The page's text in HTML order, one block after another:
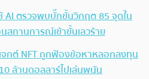
ตรวจพบบั๊กขั้นวิกฤต 85 จุดใน
สถานการณ์เข้าขั้นเลวร้าย
จกต์ NFT ถูกฟ้องข้อหาหลอกลงทุน
ล้านดอลลาร์ไปเล่นพนัน